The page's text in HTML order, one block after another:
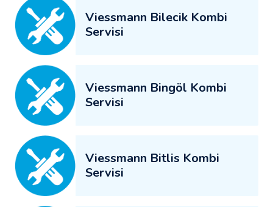
Viessmann Bilecik Kombi
Servisi
Viessmann Bingöl Kombi
Servisi
Viessmann Bitlis Kombi
Servisi